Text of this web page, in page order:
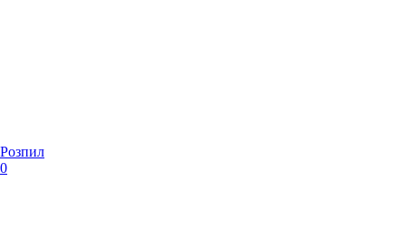
Розпил
0